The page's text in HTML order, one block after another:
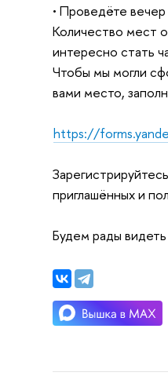
• Проведёте
Количество мест
интересно стать
Чтобы мы могли
вами место,
https://
приглашённых и
Будем рады